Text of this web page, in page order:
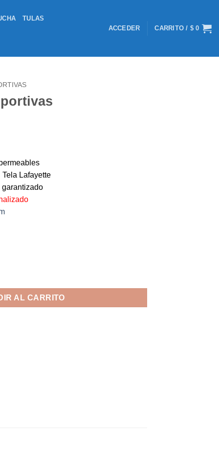
TULAS
ACCEDER
CARRITO / $ 0
Lafayette
AL CARRITO